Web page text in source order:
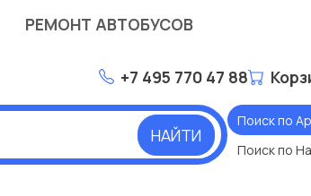
РЕМОНТ АВТОБУСОВ
+7 495 770 47 88
НАЙТИ
Поиск по
Поиск по